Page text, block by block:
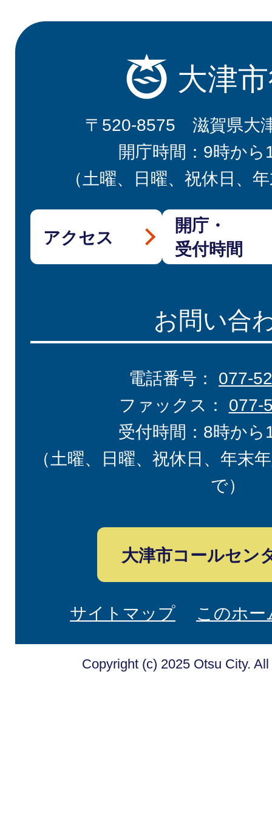
大津
〒520-8575 滋賀県大
開庁時間：9時から
（土曜、日曜、祝休日、
アクセス
開庁・
受付時間
お問い合
電話番号： 077-
ファックス： 077-
受付時間：8時から
（土曜、日曜、祝休日、年末
で）
大津市コールセン
サイトマップ このホ
Copyright (c) 2025 Otsu City.